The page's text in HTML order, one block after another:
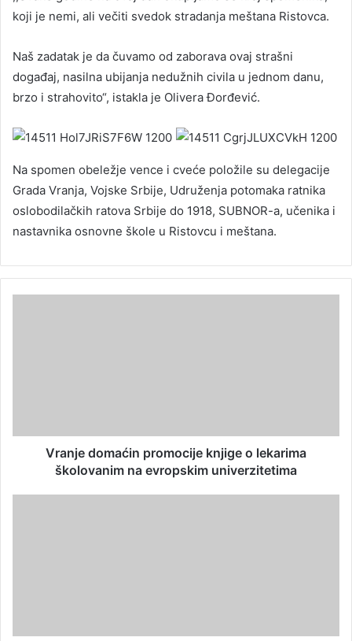
koji je nemi, ali večiti svedok stradanja meštana Ristovca.
Naš zadatak je da čuvamo od zaborava ovaj strašni
događaj, nasilna ubijanja nedužnih civila u jednom danu,
brzo i strahovito“, istakla je Olivera Đorđević.
Na spomen obeležje vence i cveće položile su delegacije
Grada Vranja, Vojske Srbije, Udruženja potomaka ratnika
oslobodilačkih ratova Srbije do 1918, SUBNOR-a, učenika i
nastavnika osnovne škole u Ristovcu i meštana.
Vranje domaćin promocije knjige o lekarima
školovanim na evropskim univerzitetima